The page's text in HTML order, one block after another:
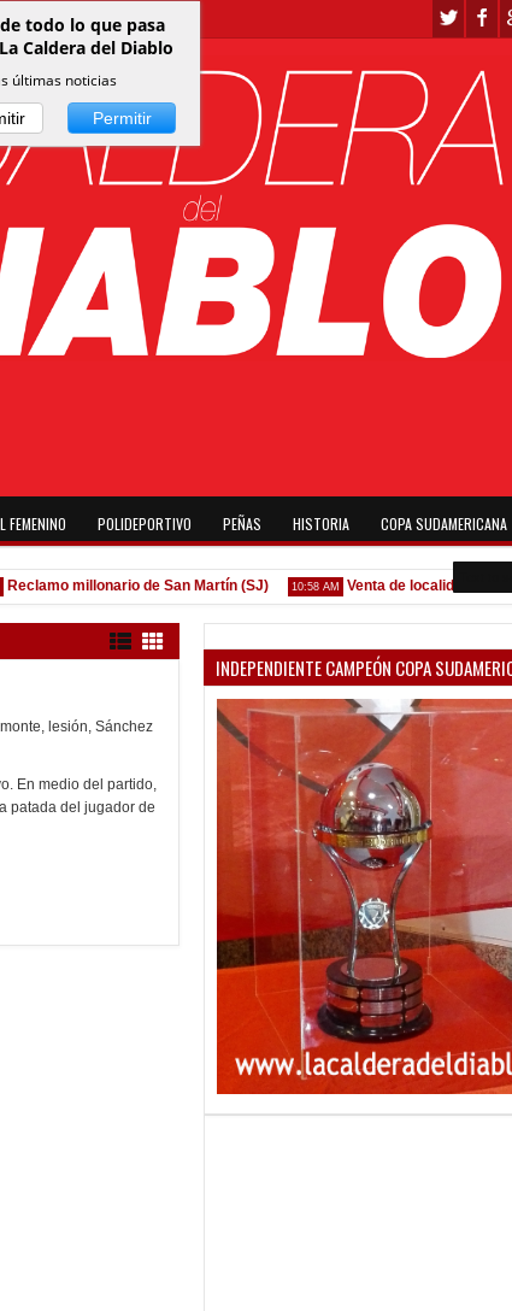
FEMENINO POLIDEPORTIVO PEÑAS HISTORIA COPA SUDAMERICANA
millonario de San Martín (SJ) 10:58 AM Venta de localidades ante
, lesión, Sánchez
En medio del partido,
patada del jugador de
INDEPENDIENTE CAMPEÓN COPA
todo lo que pasa
Caldera del Diablo
últimas noticias
Permitir